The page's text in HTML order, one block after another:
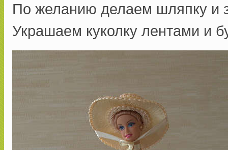
По желанию делаем шляпку и
Украшаем куколку лентами и